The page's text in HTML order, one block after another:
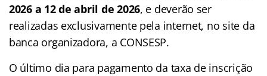
2026 a 12 de abril de 2026, e deverão ser
realizadas exclusivamente pela internet, no site da
banca organizadora, a CONSESP.
O último dia para pagamento da taxa de inscrição